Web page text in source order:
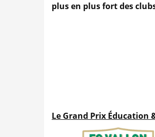
plus en plus fort des
Le Grand Prix Éducation